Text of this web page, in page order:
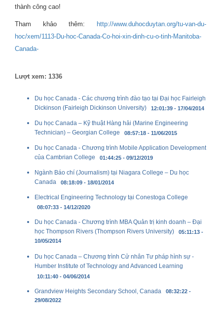
thành công cao!
Tham khảo thêm:
http://www.duhocduytan.org/tu-van-du-
hoc/xem/1113-Du-hoc-Canada-Co-hoi-xin-dinh-cu-o-tinh-Manitoba-
Canada-
Lượt xem: 1336
Du học Canada - Các chương trình đào tạo tại Đại học Fairleigh
Dickinson (Fairleigh Dickinson University) 12:01:39 - 17/04/2014
Du học Canada – Kỹ thuật Hàng hải (Marine Engineering
Technician) – Georgian College 08:57:18 - 11/06/2015
Du học Canada - Chương trình Mobile Application Development
của Cambrian College 01:44:25 - 09/12/2019
Ngành Báo chí (Journalism) tại Niagara College – Du học
Canada 08:18:09 - 18/01/2014
Electrical Engineering Technology tại Conestoga College
08:07:33 - 14/12/2020
Du học Canada - Chương trình MBA Quản trị kinh doanh – Đại
học Thompson Rivers (Thompson Rivers University) 05:11:13 -
10/05/2014
Du học Canada – Chương trình Cử nhân Tư pháp hình sự -
Humber Institute of Technology and Advanced Learning
10:11:40 - 04/06/2014
Grandview Heights Secondary School, Canada 08:32:22 -
29/08/2022